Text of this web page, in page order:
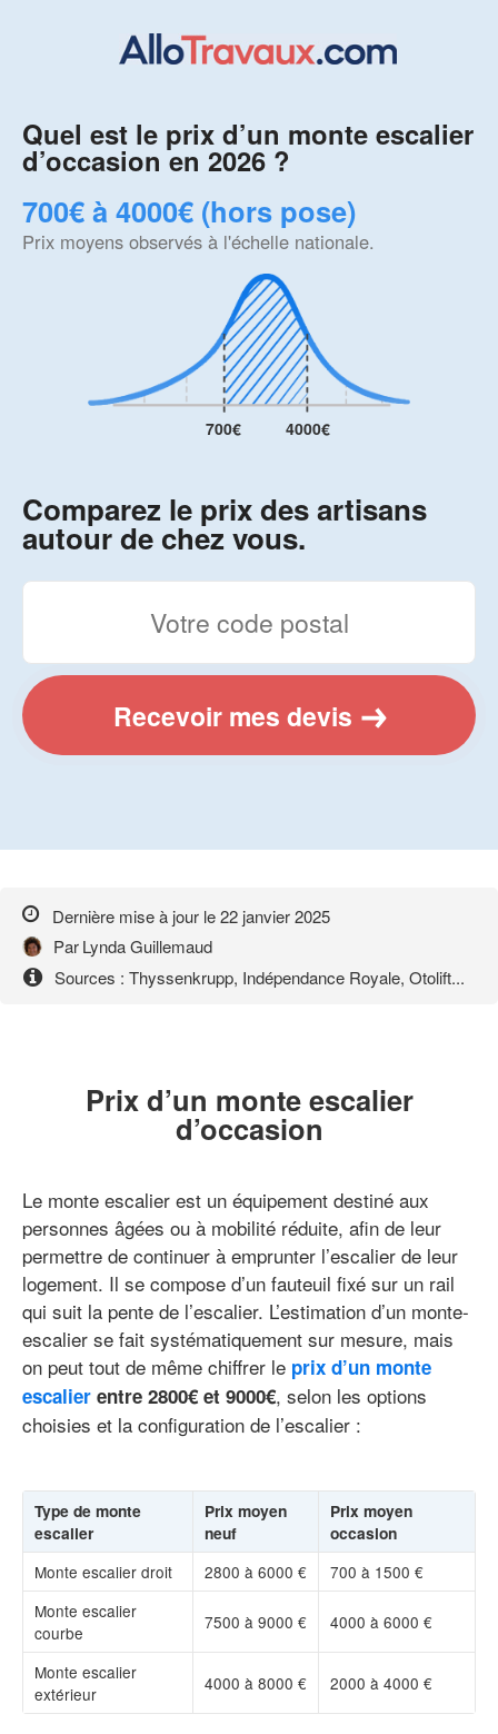
Quel est le prix d’un monte escalier
d’occasion en 2026 ?
700€ à 4000€ (hors pose)
Prix moyens observés à l'échelle nationale.
700€ 4000€
Comparez le prix des artisans
autour de chez vous.
Recevoir mes devis
Dernière mise à jour le22 janvier 2025
ParLynda Guillemaud
Sources : Thyssenkrupp, Indépendance Royale, Otolift...
Prix d’un monte escalier
d’occasion
Le monte escalier est un équipement destiné aux
personnes âgées ou à mobilité réduite, afin de leur
permettre de continuer à emprunter l’escalier de leur
logement. Il se compose d’un fauteuil fixé sur un rail
qui suit la pente de l’escalier. L’estimation d’un monte-
escalier se fait systématiquement sur mesure, mais
on peut tout de même chiffrer le prix d’un monte
escalier entre 2800€ et 9000€, selon les options
choisies et la configuration de l’escalier :
Type de monte
escalier
Prix moyen
neuf
Prix moyen
occasion
Monte escalier droit
2800 à 6000 €
700 à 1500 €
Monte escalier
courbe
7500 à 9000 € 4000 à 6000 €
Monte escalier
extérieur
4000 à 8000 € 2000 à 4000 €